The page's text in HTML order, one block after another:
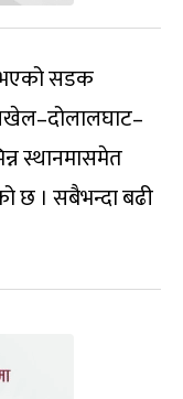
भएको सडक
स्थानमासमेत
छ । सबैभन्दा बढी